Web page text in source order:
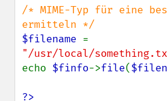
/* MIME-Typ für eine
$filename
"/usr/local/
echo $finfo->file(
?>